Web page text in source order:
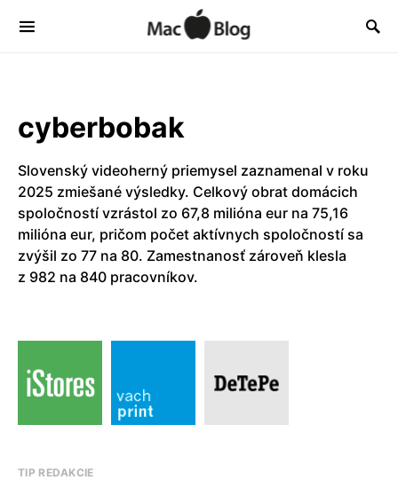
cyberbobak
Slovenský videoherný priemysel zaznamenal v roku
2025 zmiešané výsledky. Celkový obrat domácich
spoločností vzrástol zo 67,8 milióna eur na 75,16
milióna eur, pričom počet aktívnych spoločností sa
zvýšil zo 77 na 80. Zamestnanosť zároveň klesla
z 982 na 840 pracovníkov.
TIP REDAKCIE